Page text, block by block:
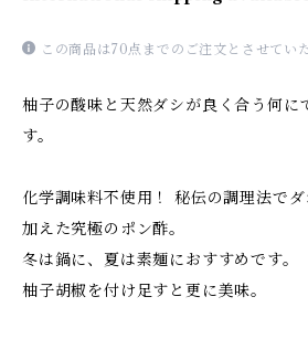
この商品は70点までのご注文とさせてい
柚子の酸味と天然ダシが良く合う何に
す。
化学調味料不使用！ 秘伝の調理法で
加えた究極のポン酢。
冬は鍋に、夏は素麺におすすめです。
柚子胡椒を付け足すと更に美味。